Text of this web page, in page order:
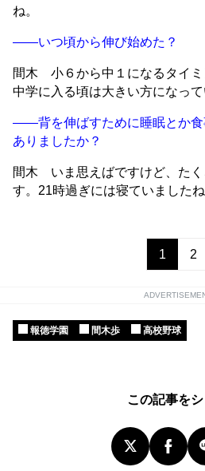
ね。
——いつ頃から伸び始めた？
間木 小６から中１になるタイミ
中学に入る頃は大きい方になって
——背を伸ばすために睡眠とか食
ありましたか？
間木 いま思えばですけど、たく
す。21時過ぎには寝ていましたね
1 2
報徳学園 間木歩 高校野球
この記事を